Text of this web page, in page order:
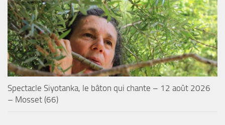
Spectacle Siyotanka, le bâton qui chante – 12 août 2026
– Mosset (66)